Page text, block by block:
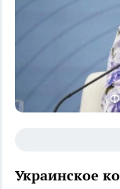
Украинское